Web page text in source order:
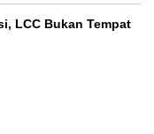
LCC Bukan Tempat